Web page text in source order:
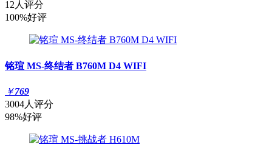
12人评分
100%好评
铭瑄 MS-终结者 B760M D4 WIFI
￥769
3004人评分
98%好评